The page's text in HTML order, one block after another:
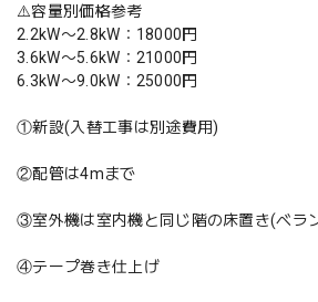
⚠️容量別価格参考
2.2kW〜2.8kW：18000円
3.6kW〜5.6kW：21000円
6.3kW〜9.0kW：25000円
①新設(入替工事は別途費用)
②配管は4mまで
③室外機は室内機と同じ階の床置き(ベラ
④テープ巻き仕上げ